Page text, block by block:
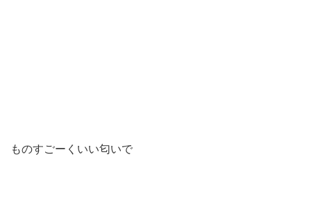
ものすごーくいい匂いで